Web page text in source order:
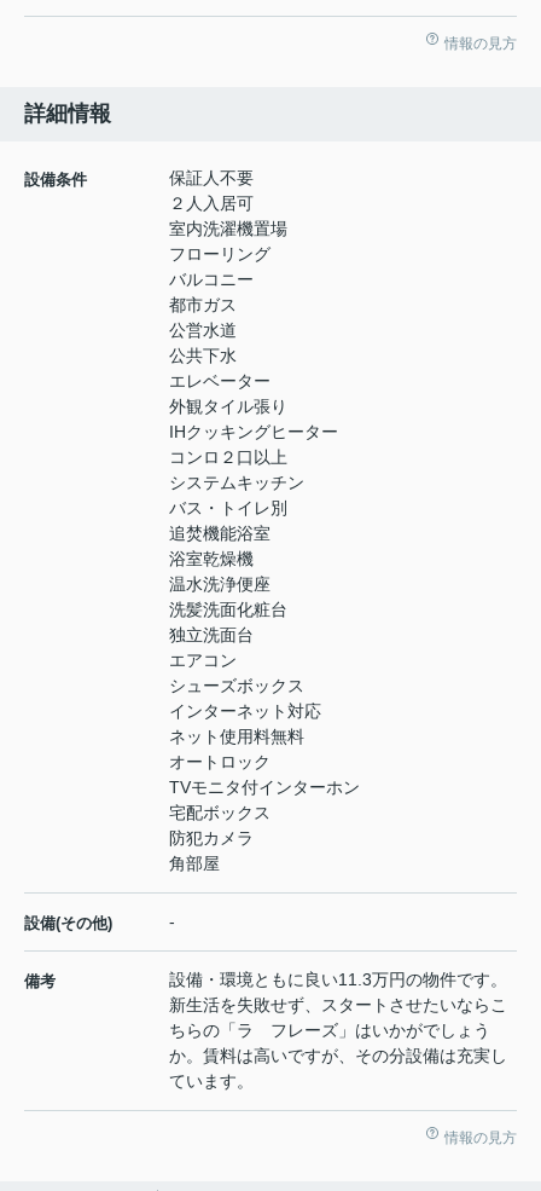
情報の見方
詳細情報
設備条件
保証人不要
２人入居可
室内洗濯機置場
フローリング
バルコニー
都市ガス
公営水道
公共下水
エレベーター
外観タイル張り
IHクッキングヒーター
コンロ２口以上
システムキッチン
バス・トイレ別
追焚機能浴室
浴室乾燥機
温水洗浄便座
洗髪洗面化粧台
独立洗面台
エアコン
シューズボックス
インターネット対応
ネット使用料無料
オートロック
TVモニタ付インターホン
宅配ボックス
防犯カメラ
角部屋
設備(その他) -
備考
設備・環境ともに良い11.3万円の物件です。
新生活を失敗せず、スタートさせたいならこ
ちらの「ラ フレーズ」はいかがでしょう
か。賃料は高いですが、その分設備は充実し
ています。
情報の見方